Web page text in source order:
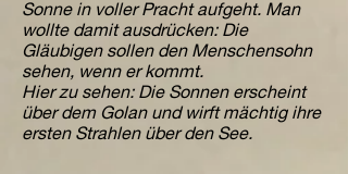
Sonne in voller Pracht aufgeht. Man
wollte damit ausdrücken: Die
Gläubigen sollen den Menschensohn
sehen, wenn er kommt.
Hier zu sehen: Die Sonnen erscheint
über dem Golan und wirft mächtig ihre
ersten Strahlen über den See.